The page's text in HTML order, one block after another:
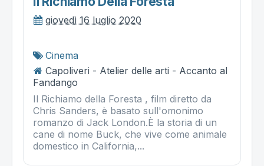
giovedì 16 luglio 2020
Cinema
Capoliveri - Atelier delle arti - Accanto al
Fandango
Il Richiamo della Foresta , film diretto da
Chris Sanders, è basato sull'omonimo
romanzo di Jack London.È la storia di un
cane di nome Buck, che vive come animale
domestico in California,...